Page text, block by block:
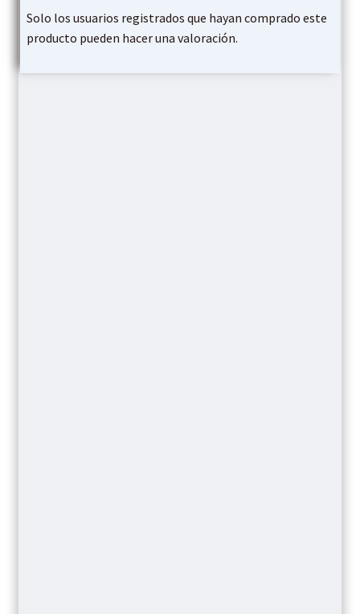
Solo los usuarios registrados que hayan comprado este
producto pueden hacer una valoración.